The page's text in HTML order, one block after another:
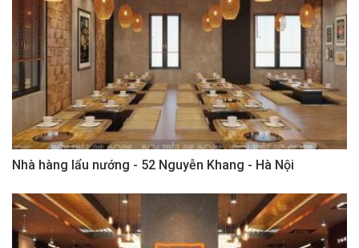
Nhà hàng lẩu nướng - 52 Nguyễn Khang - Hà Nội